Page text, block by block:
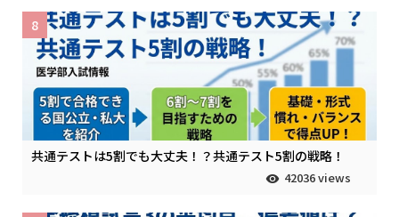
共通テストは5割でも大丈夫！？共通テスト5割の戦略！
42036 views
8